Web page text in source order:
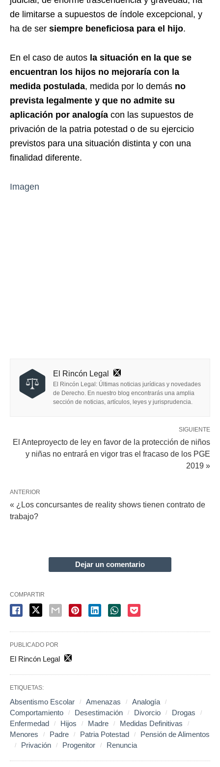
de limitarse a supuestos de índole excepcional, y
ha de ser siempre beneficiosa para el hijo.
En el caso de autos la situación en la que se
encuentran los hijos no mejoraría con la
medida postulada, medida por lo demás no
prevista legalmente y que no admite su
aplicación por analogía con las supuestos de
privación de la patria potestad o de su ejercicio
previstos para una situación distinta y con una
finalidad diferente.
Imagen
El Rincón Legal
El Rincón Legal: Últimas noticias jurídicas y novedades
de Derecho. En nuestro blog encontrarás una amplia
sección de noticias, artículos, leyes y jurisprudencia.
SIGUIENTE
El Anteproyecto de ley en favor de la protección de niños
y niñas no entrará en vigor tras el fracaso de los PGE
2019 »
ANTERIOR
« ¿Los concursantes de reality shows tienen contrato de
trabajo?
Dejar un comentario
COMPARTIR
PUBLICADO POR
El Rincón Legal
ETIQUETAS:
Absentismo Escolar Amenazas
Analogía
Comportamiento
Desestimación Divorcio
Drogas
Enfermedad
Hijos Madre
Medidas Definitivas
Menores
Padre Patria Potestad
Pensión de Alimentos
Privación
Progenitor Renuncia